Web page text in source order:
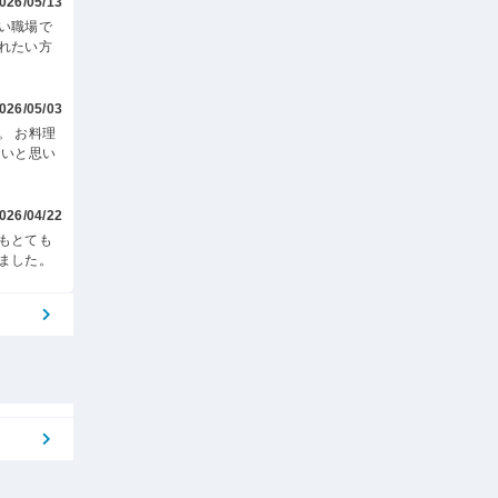
職場で
たい方
05/03
お料理
と思い
04/22
とても
した。